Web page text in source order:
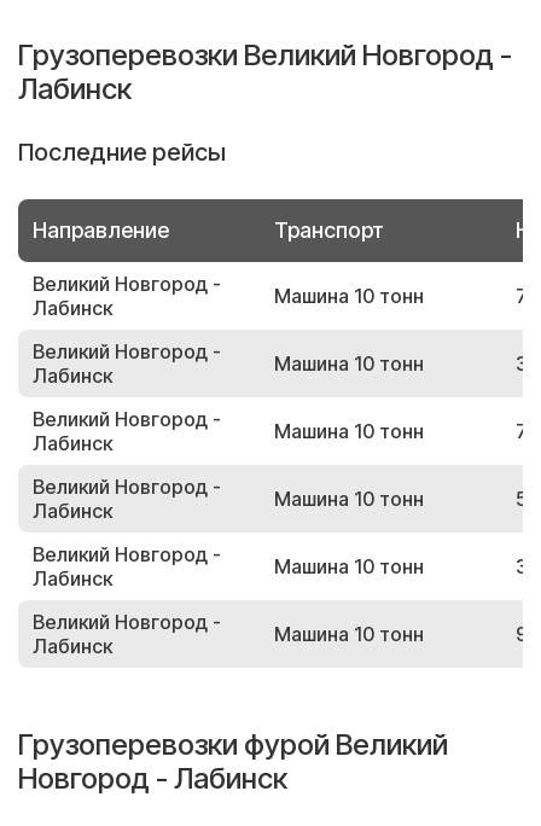
Грузоперевозки Великий Новгород -
Лабинск
Последние рейсы
Направление Транспорт
Великий Новгород -
Лабинск
Машина 10 тонн
Великий Новгород -
Лабинск
Машина 10 тонн
Великий Новгород -
Лабинск
Машина 10 тонн
Великий Новгород -
Лабинск
Машина 10 тонн
Великий Новгород -
Лабинск
Машина 10 тонн
Великий Новгород -
Лабинск
Машина 10 тонн
Грузоперевозки фурой Великий
Новгород - Лабинск